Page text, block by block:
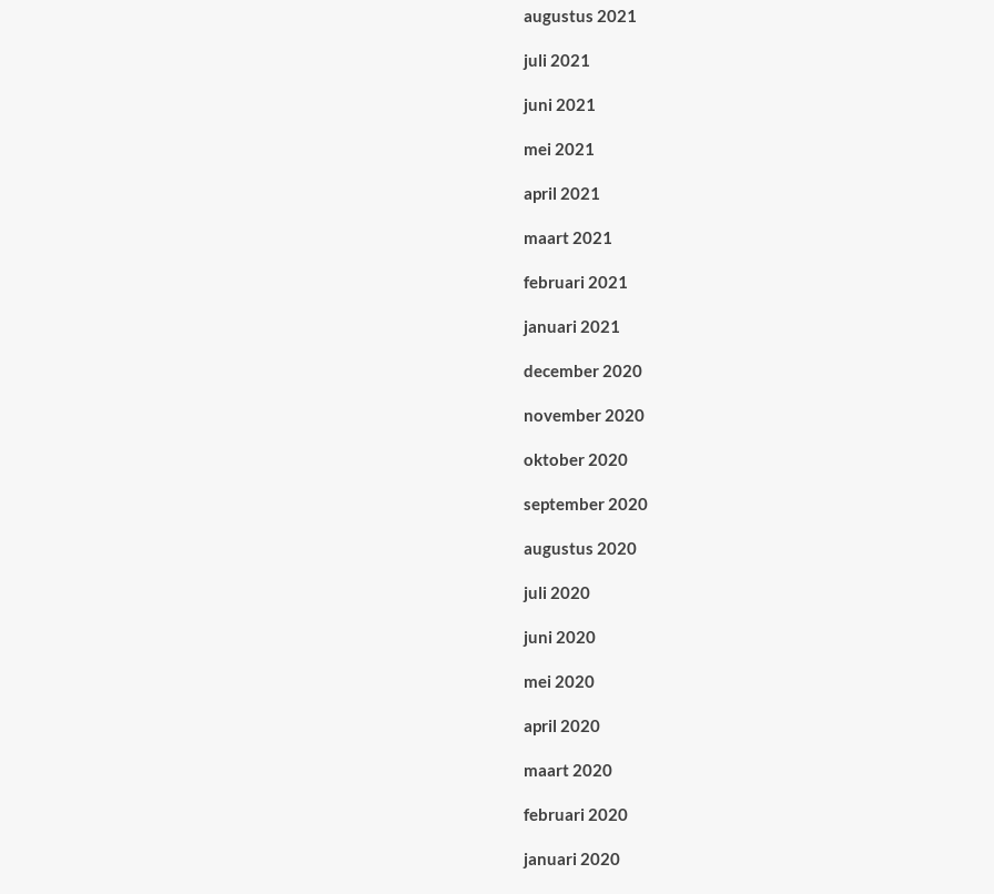
augustus 2021
juli 2021
juni 2021
mei 2021
april 2021
maart 2021
februari 2021
januari 2021
december 2020
november 2020
oktober 2020
september 2020
augustus 2020
juli 2020
juni 2020
mei 2020
april 2020
maart 2020
februari 2020
januari 2020